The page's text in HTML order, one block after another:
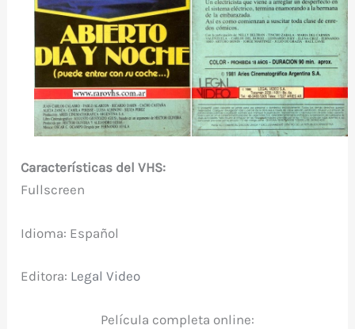
Características del VHS:
Fullscreen
Idioma: Español
Editora: Legal Video
Película completa online: